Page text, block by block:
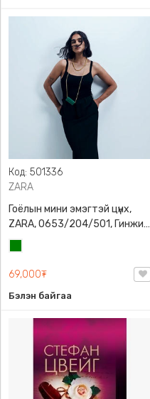
Код: 501336
ZARA
Гоёлын мини эмэгтэй цүнх,
ZARA, 0653/204/501, Гинжин
оосортой, Дотроо тольтой
69,000₮
Бэлэн байгаа